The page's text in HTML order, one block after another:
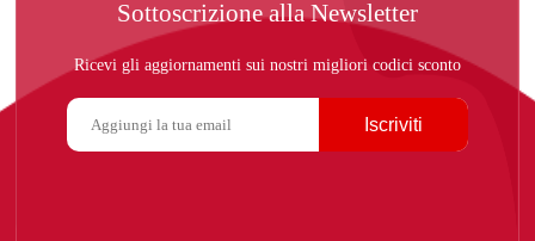
Sottoscrizione alla Newsletter
Ricevi gli aggiornamenti sui nostri migliori codici sconto
Iscriviti